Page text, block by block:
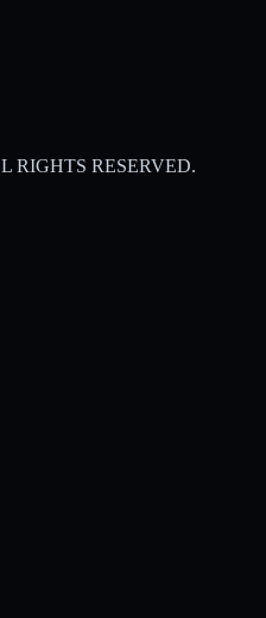
RIGHTS RESERVED.